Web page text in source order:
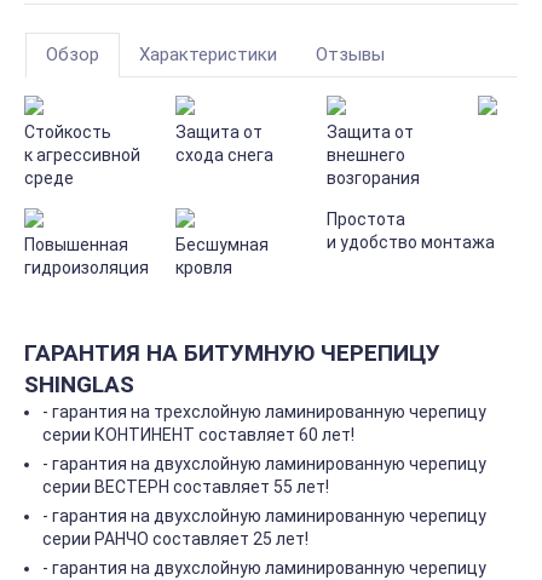
Обзор Характеристики Отзывы
Стойкость
к агрессивной
среде
Защита от
схода снега
Защита от
внешнего
возгорания
Повышенная
гидроизоляция
Бесшумная
кровля
Простота
и удобство монтажа
ГАРАНТИЯ НА БИТУМНУЮ ЧЕРЕПИЦУ
SHINGLAS
- гарантия на трехслойную ламинированную черепицу
серии КОНТИНЕНТ составляет 60 лет!
- гарантия на двухслойную ламинированную черепицу
серии ВЕСТЕРН составляет 55 лет!
- гарантия на двухслойную ламинированную черепицу
серии РАНЧО составляет 25 лет!
- гарантия на двухслойную ламинированную черепицу